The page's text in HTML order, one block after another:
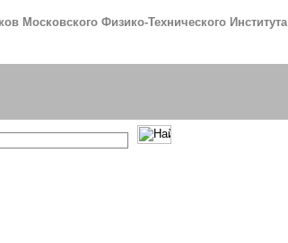
Московского Физико-Технического Института